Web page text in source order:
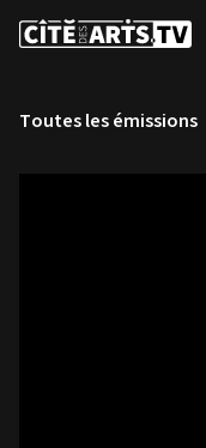
Toutes les émissions